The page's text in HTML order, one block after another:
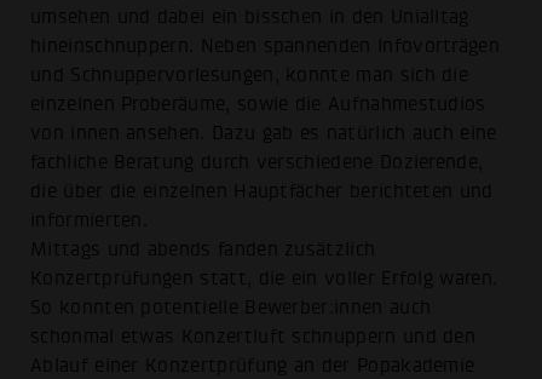
umsehen und dabei ein bisschen in den Unialltag
hineinschnuppern. Neben spannenden Infovorträgen
und Schnuppervorlesungen, konnte man sich die
einzelnen Proberäume, sowie die Aufnahmestudios
von innen ansehen. Dazu gab es natürlich auch eine
fachliche Beratung durch verschiedene Dozierende,
die über die einzelnen Hauptfächer berichteten und
informierten.
Mittags und abends fanden zusätzlich
Konzertprüfungen statt, die ein voller Erfolg waren.
So konnten potentielle Bewerber:innen auch
schonmal etwas Konzertluft schnuppern und den
Ablauf einer Konzertprüfung an der Popakademie